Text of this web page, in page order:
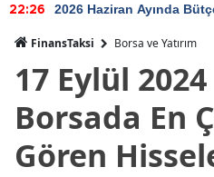
22:26 2026 Haziran Ayında
FinansTaksi Borsa ve Yatırım
17 Eylül
Borsada En
Gören